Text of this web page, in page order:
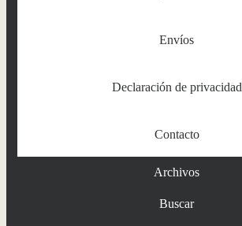
Envíos
Declaración de privacidad
Contacto
Archivos
Buscar